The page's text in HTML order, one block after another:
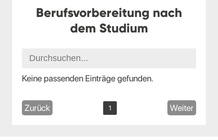
Berufsvorbereitung nach
dem Studium
Keine passenden Einträge gefunden.
Zurück 1 Weiter